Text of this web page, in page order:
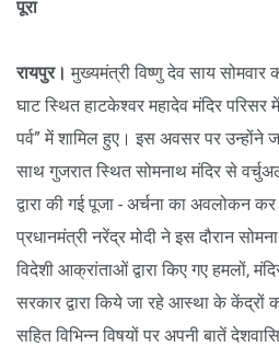
पूरा
रायपुर। मुख्यमंत्री विष्णु देव साय सोमवार
घाट स्थित हाटकेश्वर महादेव मंदिर परिसर
पर्व” में शामिल हुए। इस अवसर पर उन्होंने
साथ गुजरात स्थित सोमनाथ मंदिर से
द्वारा की गई पूजा - अर्चना का अवलोकन
प्रधानमंत्री नरेंद्र मोदी ने इस दौरान
विदेशी आक्रांताओं द्वारा किए गए हमलों,
सरकार द्वारा किये जा रहे आस्था के
सहित विभिन्न विषयों पर अपनी बातें